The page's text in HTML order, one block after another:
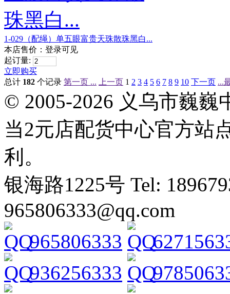
1-029（配绳）单五眼富贵天珠散珠黑白...
本店售价： 登录可见
起订量:
立即购买
总计 182 个记录 第一页 ... 上一页 1 2 3 4 5 6 7 8 9 10 下一页 ...
© 2005-2026 义乌市巍
当2元店配货中心官方站
利。
银海路1225号 Tel:
965806333@qq.com
965806333
936256333